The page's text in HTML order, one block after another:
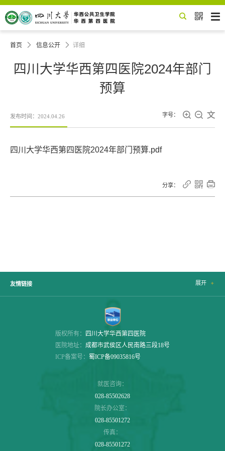
 
首页  信息公开  详细
四川大学华西第四医院2024年部门
预算
发布时间：2024.04.26 字号：   
四川大学华西第四医院2024年部门预算.pdf
分享：   
友情链接 展开 
版权所有：
四川大学华西第四医院
医院地址： 成都市武侯区人民南路三段18号
ICP备案号： 蜀ICP备09035816号
就医咨询：
028-85502628
院长办公室：
028-85501272
传真：
028-85501272